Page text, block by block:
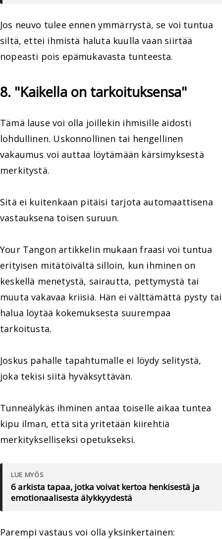
Jos neuvo tulee ennen ymmärrystä, se voi tuntua
siltä, ettei ihmistä haluta kuulla vaan siirtää
nopeasti pois epämukavasta tunteesta.
8. "Kaikella on tarkoituksensa"
Tämä lause voi olla joillekin ihmisille aidosti
lohdullinen. Uskonnollinen tai hengellinen
vakaumus voi auttaa löytämään kärsimyksestä
merkitystä.
Sitä ei kuitenkaan pitäisi tarjota automaattisena
vastauksena toisen suruun.
Your Tangon artikkelin mukaan fraasi voi tuntua
erityisen mitätöivältä silloin, kun ihminen on
keskellä menetystä, sairautta, pettymystä tai
muuta vakavaa kriisiä. Hän ei välttämättä pysty tai
halua löytää kokemuksesta suurempaa
tarkoitusta.
Joskus pahalle tapahtumalle ei löydy selitystä,
joka tekisi siitä hyväksyttävän.
Tunneälykäs ihminen antaa toiselle aikaa tuntea
kipu ilman, että sitä yritetään kiirehtiä
merkitykselliseksi opetukseksi.
LUE MYÖS
6 arkista tapaa, jotka voivat kertoa henkisestä ja
emotionaalisesta älykkyydestä
Parempi vastaus voi olla yksinkertainen: